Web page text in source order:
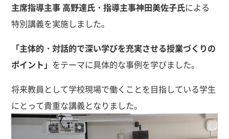
主席指導主事 高野達氏・指導主事神田美佐子氏による
特別講義を実施しました。
「主体的・対話的で深い学びを充実させる授業づくりの
ポイント」 をテーマに具体的な事例を学びました。
将来教員として学校現場で働くことを目指している学生
にとって貴重な講義となりました。